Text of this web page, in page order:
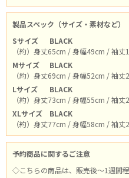
製品スペック（サイズ・素材など）
Sサイズ
BLACK
（約）身丈65cm / 身幅49cm / 袖
Mサイズ
BLACK
（約）身丈69cm / 身幅52cm / 袖
Lサイズ
BLACK
（約）身丈73cm / 身幅55cm / 袖
XLサイズ
BLACK
（約）身丈77cm / 身幅58cm / 袖
予約商品に関するご注意
◇こちらの商品は、販売後～1週間程